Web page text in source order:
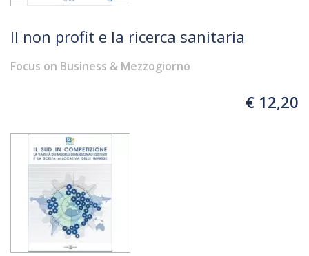
Il non profit e la ricerca sanitaria
Focus on Business & Mezzogiorno
€ 12,20